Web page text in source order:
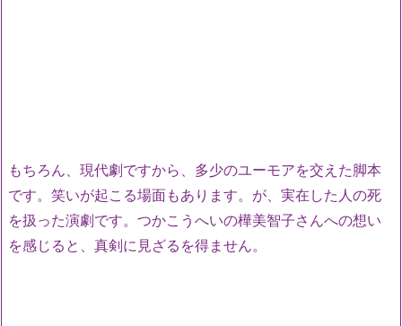
もちろん、現代劇ですから、多少のユーモアを交えた脚本
です。笑いが起こる場面もあります。が、実在した人の死
を扱った演劇です。つかこうへいの樺美智子さんへの想い
を感じると、真剣に見ざるを得ません。